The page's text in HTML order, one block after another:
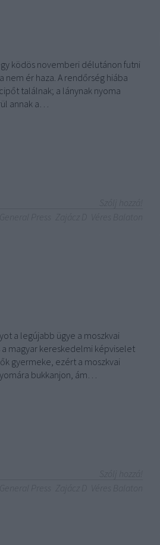
ködös novemberi délutánon futni
ér haza. A rendőrség hiába
találnak; a lánynak nyoma
annak a…
a legújabb ügye a moszkvai
magyar kereskedelmi képviselet
gyermeke, ezért a moszkvai
bukkanjon, ám…